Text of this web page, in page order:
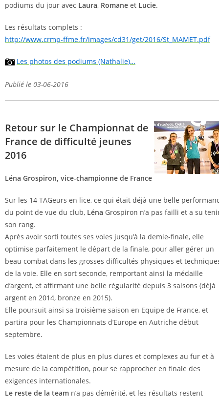
podiums du jour avec Laura, Romane et Lucie.
Les résultats complets :
http://www.crmp-ffme.fr/images/cd31/get/2016/St_MAMET.pdf
Les photos des podiums (Nathalie)…
Publié le 03-06-2016
Retour sur le Championnat de
France de difficulté jeunes
2016
Léna Grospiron, vice-championne de France
Sur les 14 TAGeurs en lice, ce qui était déjà une belle
du point de vue du club, Léna Grospiron n’a pas failli et a su
son rang.
Après avoir sorti toutes ses voies jusqu’à la demie-finale, elle
optimise parfaitement le départ de la finale, pour aller gérer un
beau combat dans les grosses difficultés physiques et
de la voie. Elle en sort seconde, remportant ainsi la médaille
d’argent, et affirmant une belle régularité depuis 3 saisons (déjà
argent en 2014, bronze en 2015).
Elle poursuit ainsi sa troisième saison en Equipe de France, et
partira pour les Championnats d’Europe en Autriche début
septembre.
Les voies étaient de plus en plus dures et complexes au fur et à
mesure de la compétition, pour se rapprocher en finale des
exigences internationales.
Le reste de la team n’a pas démérité, et les résultats restent